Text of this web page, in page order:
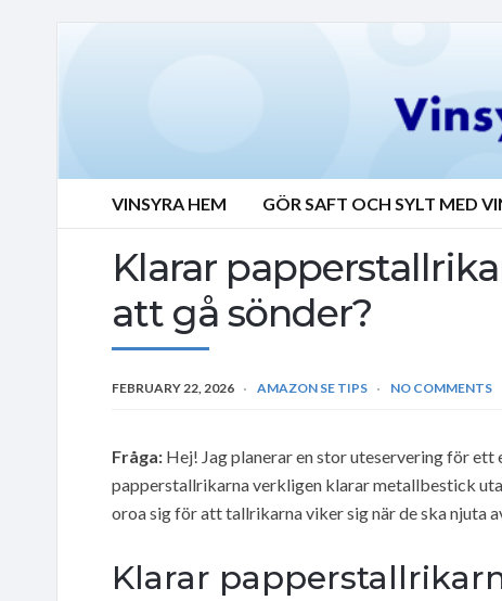
VINSYRA HEM GÖR SAFT OCH SYLT MED
Klarar
att gå sönder?
FEBRUARY 22, 2026 AMAZON SE TIPS NO COMMENTS
Fråga: Hej! Jag planerar en stor uteservering för ett
papperstallrikarna verkligen klarar metallbestick
oroa sig för att tallrikarna viker sig när de ska njuta
Klarar